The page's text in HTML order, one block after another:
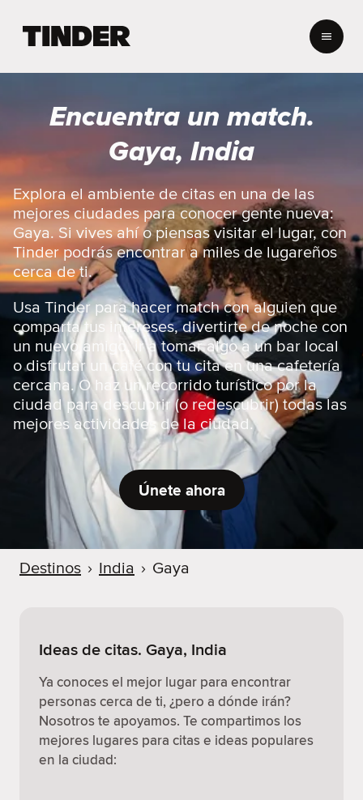
o
e
i
n
d
e
r
Encuentra un match.
Gaya, India
Explora el ambiente de citas en una de las
mejores ciudades para conocer gente nueva:
Gaya. Si vives ahí o piensas visitar el lugar, con
Tinder podrás encontrar a miles de lugareños
cerca de ti.
Usa Tinder para hacer match con alguien que
comparta tus intereses, divertirte de noche con
un nuevo amigo, ir a tomar algo a un bar local
o disfrutar un café con tu cita en una cafetería
cercana. O haz un recorrido turístico por la
ciudad para descubrir (o redescubrir) todas las
mejores actividades de la ciudad.
Únete ahora
Destinos › India › Gaya
Ideas de citas. Gaya, India
Ya conoces el mejor lugar para encontrar
personas cerca de ti, ¿pero a dónde irán?
Nosotros te apoyamos. Te compartimos los
mejores lugares para citas e ideas populares
en la ciudad: